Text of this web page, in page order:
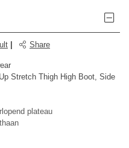
Share
Stretch Thigh High Boot, Side
plateau